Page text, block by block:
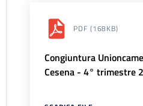
PDF (168KB)
Congiuntura
Cesena - 4° trimestre